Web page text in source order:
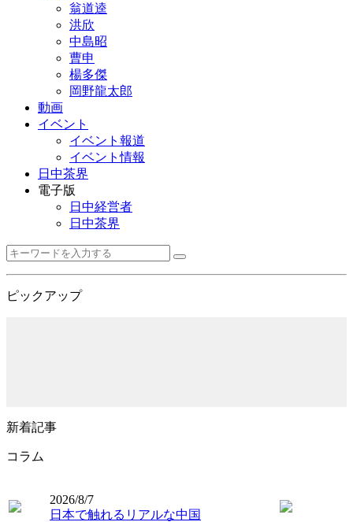
翁道逵
洪欣
中島昭
曹申
楊多傑
岡野龍太郎
動画
イベント
イベント報道
イベント情報
日中茶界
電子版
日中経営者
日中茶界
ピックアップ
新着記事
コラム
2026/8/7
日本で触れるリアルな中国